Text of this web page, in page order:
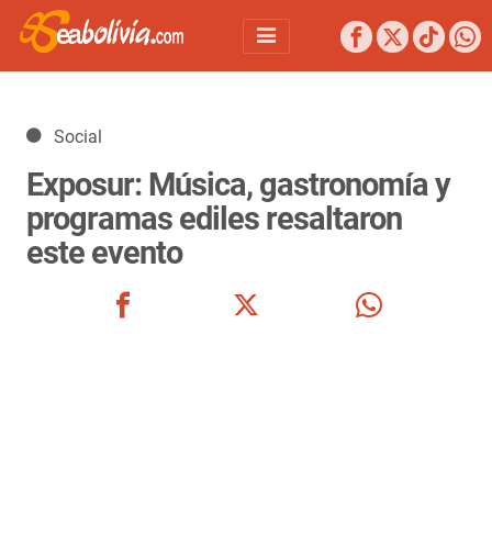
Detalles
Social
Exposur: Música, gastronomía y
programas ediles resaltaron
este evento